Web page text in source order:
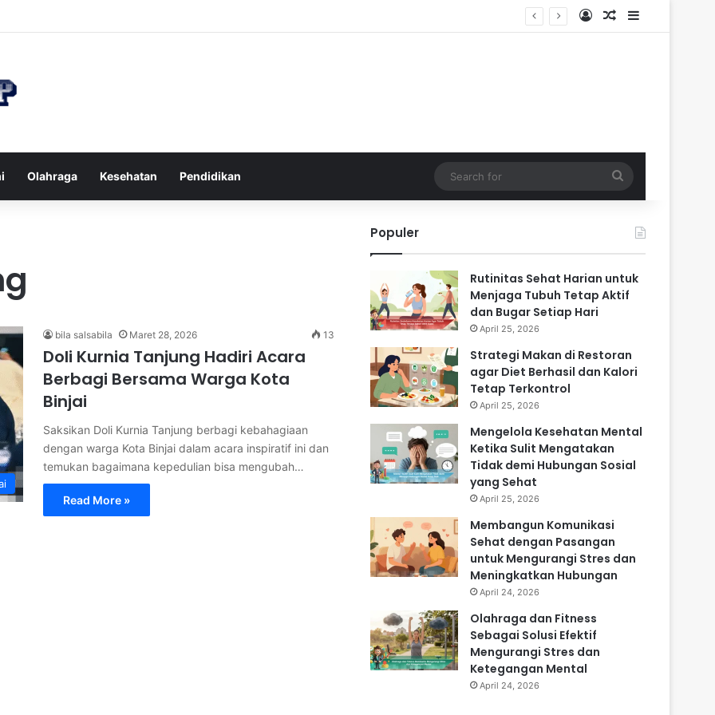
Log InRandom Article
Sidebar
Olahraga Kesehatan Pendidikan
for
bila salsabila Maret 28, 2026 13
Doli Kurnia Tanjung Hadiri Acara
Berbagi Bersama Warga Kota
Binjai
Saksikan Doli Kurnia Tanjung berbagi kebahagiaan
dengan warga Kota Binjai dalam acara inspiratif ini dan
temukan bagaimana kepedulian bisa mengubah…
Read More »
Populer
Rutinitas Sehat Harian untuk
Menjaga Tubuh Tetap Aktif
dan Bugar Setiap Hari
April 25, 2026
Strategi Makan di Restoran
agar Diet Berhasil dan Kalori
Tetap Terkontrol
April 25, 2026
Mengelola Kesehatan Mental
Ketika Sulit Mengatakan
Tidak demi Hubungan Sosial
yang Sehat
April 25, 2026
Membangun Komunikasi
Sehat dengan Pasangan
untuk Mengurangi Stres dan
Meningkatkan Hubungan
April 24, 2026
Olahraga dan Fitness
Sebagai Solusi Efektif
Mengurangi Stres dan
Ketegangan Mental
April 24, 2026